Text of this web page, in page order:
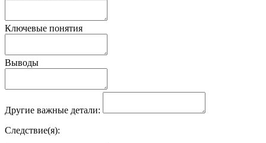
Ключевые понятия
Выводы
Другие важные детали:
Следствие(я):